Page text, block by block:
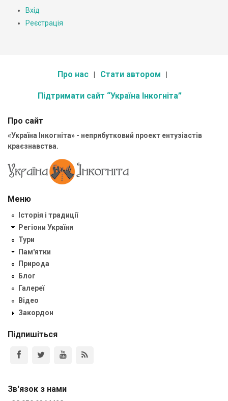
Вхід
Реєстрація
Про нас Стати автором
Підтримати сайт “Україна Інкогніта”
Про сайт
«Україна Інкогніта» - неприбутковий проект ентузіастів
краєзнавства.
Меню
Історія і традиції
Регіони України
Тури
Пам'ятки
Природа
Блог
Галереї
Відео
Закордон
Підпишіться
Зв'язок з нами